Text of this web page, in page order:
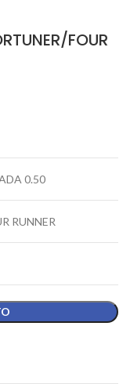
FOUR
0.50
RUNNER